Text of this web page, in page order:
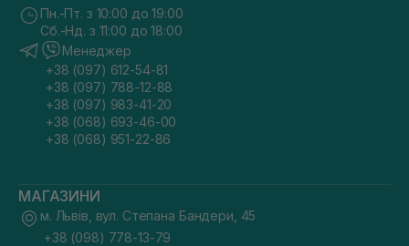
Пн.-Пт. з 10:00 до 19:00
Сб.-Нд. з 11:00 до 18:00
Менеджер
+38 (097) 612-54-81
+38 (097) 788-12-88
+38 (097) 983-41-20
+38 (068) 693-46-00
+38 (068) 951-22-86
МАГАЗИНИ
м. Львів, вул. Степана Бандери, 45
+38 (098) 778-13-79